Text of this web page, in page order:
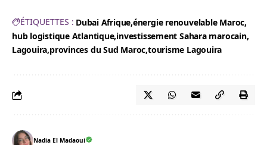
ÉTIQUETTES : Dubai Afrique énergie renouvelable Maroc
hub logistique Atlantique investissement Sahara marocain
Lagouira provinces du Sud Maroc tourisme Lagouira
Nadia El Madaoui